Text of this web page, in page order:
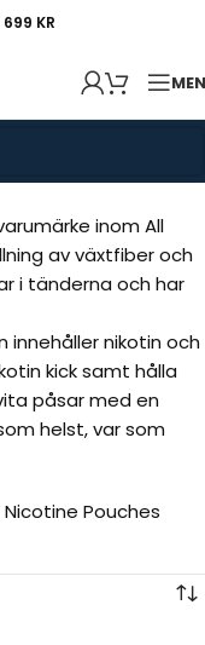
699 KR
inom All
av växtfiber och
i tänderna och har
innehåller nikotin och
kick samt hålla
påsar med en
helst, var som
Nicotine Pouches